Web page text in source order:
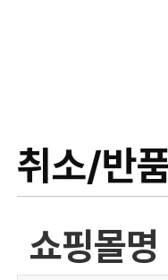
취소/반
쇼핑몰명